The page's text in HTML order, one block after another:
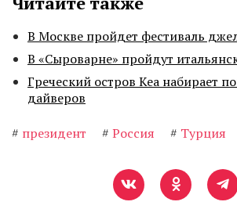
В Москве пройдет фестиваль
В «Сыроварне» пройдут
Греческий остров Кеа набирает
дайверов
# президент # Россия # Турция